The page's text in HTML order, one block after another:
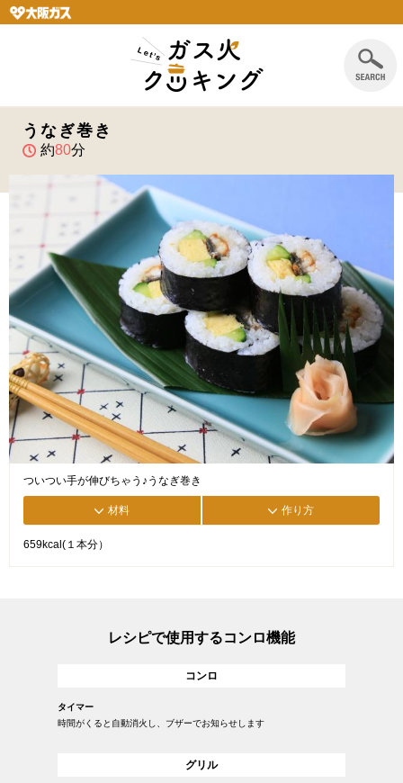
うなぎ巻き
約80分
ついつい手が伸びちゃう♪うなぎ巻き
材料 作り方
659kcal(１本分）
レシピで使用するコンロ機能
コンロ
タイマー
時間がくると自動消火し、ブザーでお知らせします
グリル